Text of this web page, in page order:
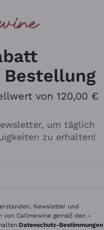
Für
von 120,00 €
um täglich
zu erhalten!
zum Erhalt von
Newsletter und
von Callmewine gemäß den -
Datenschutz-Bestimmungen